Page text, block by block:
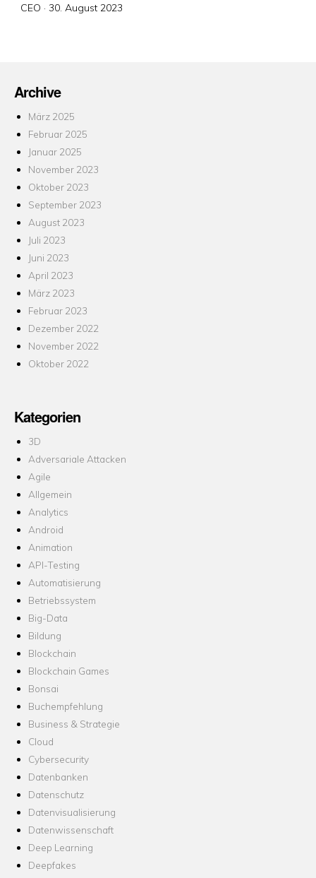
CEO · Veröffentlicht
30. August 2023
Archive
März 2025
Februar 2025
Januar 2025
November 2023
Oktober 2023
September 2023
August 2023
Juli 2023
Juni 2023
April 2023
März 2023
Februar 2023
Dezember 2022
November 2022
Oktober 2022
Kategorien
3D
Adversariale Attacken
Agile
Allgemein
Analytics
Android
Animation
API-Testing
Automatisierung
Betriebssystem
Big-Data
Bildung
Blockchain
Blockchain Games
Bonsai
Buchempfehlung
Business & Strategie
Cloud
Cybersecurity
Datenbanken
Datenschutz
Datenvisualisierung
Datenwissenschaft
Deep Learning
Deepfakes